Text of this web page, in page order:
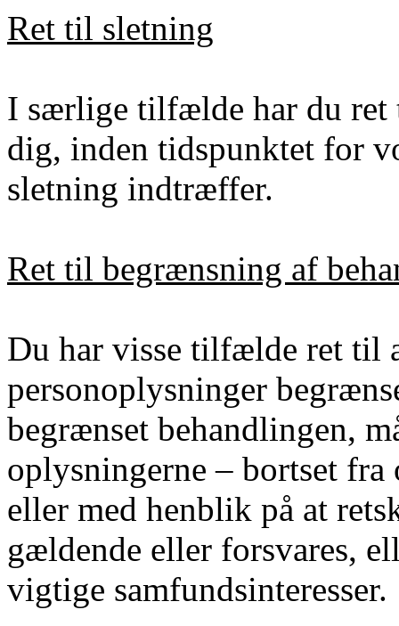
Ret til sletning
I særlige tilfælde har du ret
dig, inden tidspunktet for
sletning indtræffer.
Ret til begrænsning af
Du har visse tilfælde ret til
personoplysninger
begrænset behandlingen,
oplysningerne – bortset
eller med henblik på at
gældende eller forsvares,
vigtige samfundsinteresser.